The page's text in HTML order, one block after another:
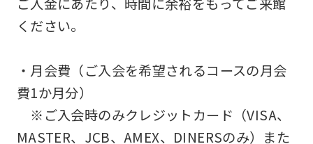
ください。
・月会費（ご入会を希望されるコースの月会
費1か月分）
※ご入会時のみクレジットカード（VISA、
MASTER、JCB、AMEX、DINERSのみ）また